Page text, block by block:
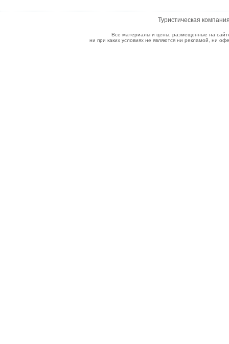
Туристическая
Все материалы и цены, размещенные на
ни при каких условиях не являются ни рекламой, ни